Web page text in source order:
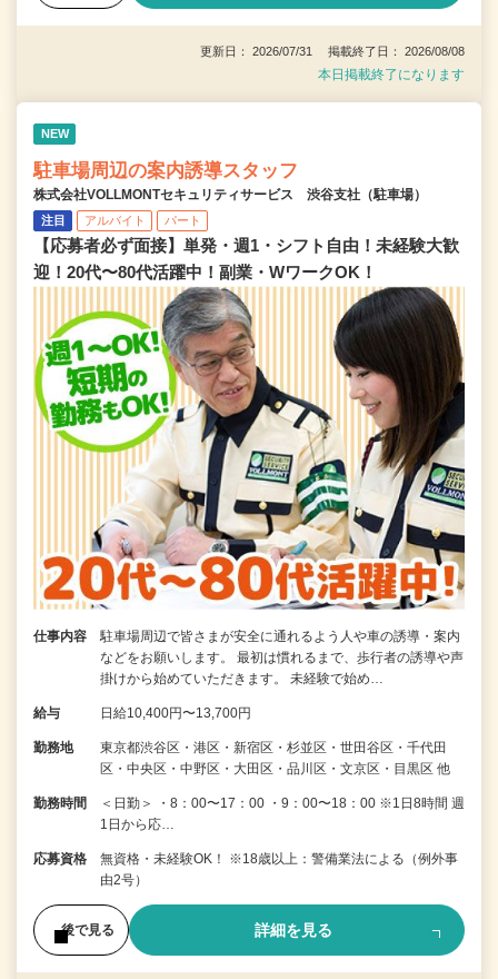
更新日： 2026/07/31 掲載終了日： 2026/08/08
本日掲載終了になります
NEW
駐車場周辺の案内誘導スタッフ
株式会社VOLLMONTセキュリティサービス 渋谷支社（駐車場）
注目 アルバイト パート
【応募者必ず面接】単発・週1・シフト自由！未経験大歓
迎！20代〜80代活躍中！副業・WワークOK！
仕事内容
駐車場周辺で皆さまが安全に通れるよう人や車の誘導・案内
などをお願いします。 最初は慣れるまで、歩行者の誘導や声
掛けから始めていただきます。 未経験で始め…
給与 日給10,400円〜13,700円
勤務地
東京都渋谷区・港区・新宿区・杉並区・世田谷区・千代田
区・中央区・中野区・大田区・品川区・文京区・目黒区 他
勤務時間
＜日勤＞ ・8：00〜17：00 ・9：00〜18：00 ※1日8時間 週
1日から応…
応募資格
無資格・未経験OK！ ※18歳以上：警備業法による（例外事
由2号）
後で見る 詳細を見る